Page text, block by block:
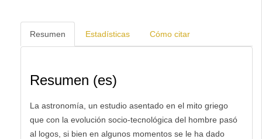
Resumen Estadísticas Cómo citar
Resumen (es)
La astronomía, un estudio asentado en el mito griego
que con la evolución socio-tecnológica del hombre pasó
al logos, si bien en algunos momentos se le ha dado